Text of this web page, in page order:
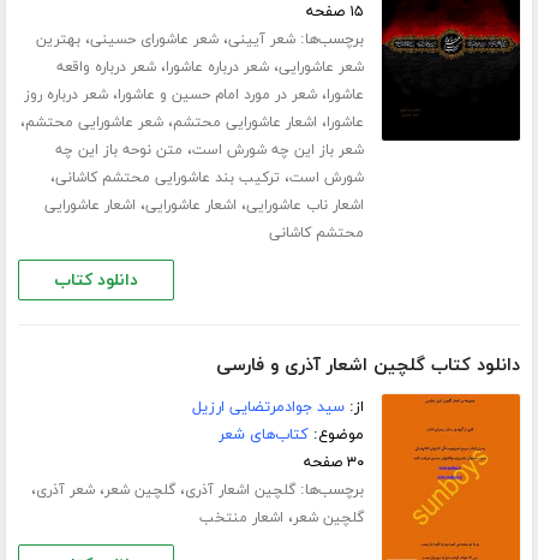
۱۵ صفحه
برچسب‌ها:شعر آیینی،شعر عاشورای حسینی،بهترین
شعر عاشورایی،شعر درباره عاشورا،شعر درباره واقعه
عاشورا،شعر در مورد امام حسین و عاشورا،شعر درباره روز
عاشورا، اشعار عاشورایی محتشم،شعر عاشورایی محتشم،
شعر باز این چه شورش است، متن نوحه باز این چه
شورش است، ترکیب بند عاشورایی محتشم کاشانی،
اشعار ناب عاشورایی، اشعار عاشورایی، اشعار عاشورایی
محتشم کاشانی
دانلود کتاب
دانلود کتاب گلچین اشعار آذری و فارسی
از:سید جوادمرتضایی ارزیل
موضوع:کتاب‌های شعر
۳۰ صفحه
برچسب‌ها:گلچین اشعار آذری،گلچین شعر،شعر آذری،
گلچین شعر، اشعار منتخب